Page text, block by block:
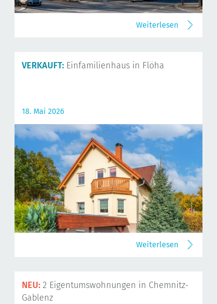
Weiterlesen
VERKAUFT: Einfamilienhaus in Flöha
18. Mai 2026
Weiterlesen
NEU: 2 Eigentumswohnungen in Chemnitz-
Gablenz